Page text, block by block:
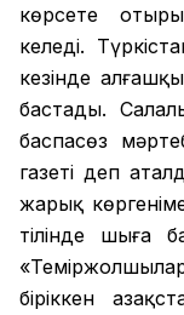
көрсете
келеді.
кезінде
бастады.
баспасөз
газеті деп
жарық
тілінде шыға
біріккен